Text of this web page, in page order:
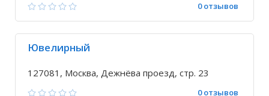
0 отзывов
Ювелирный
127081, Москва, Дежнёва проезд, стр. 23
0 отзывов